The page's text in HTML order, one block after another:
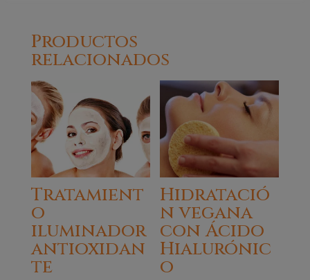
Productos
relacionados
Tratamient
o
iluminador
antioxidan
te
Hidratació
n vegana
con Ácido
Hialurónic
o